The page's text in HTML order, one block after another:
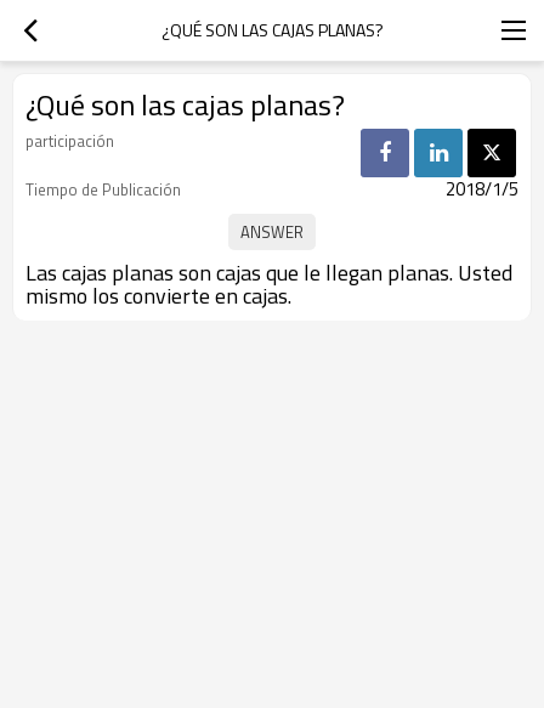
¿QUÉ SON LAS CAJAS PLANAS?
¿Qué son las cajas planas?
participación
Tiempo de Publicación
2018/1/5
Las cajas planas son cajas que le llegan planas. Usted
mismo los convierte en cajas.